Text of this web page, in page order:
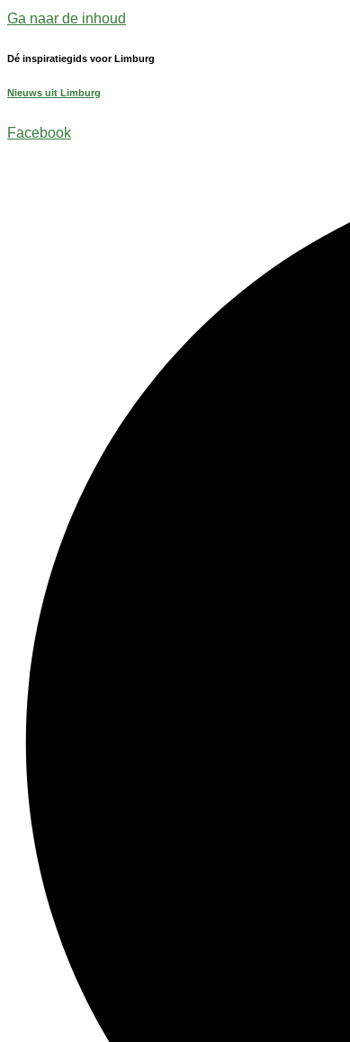
Ga naar de inhoud
Dé inspiratiegids voor Limburg
Nieuws uit Limburg
Facebook